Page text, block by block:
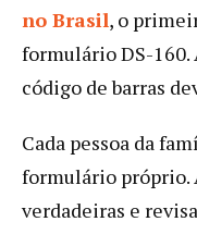
no Brasil, o
formulário DS-160.
código de barras
Cada pessoa da
formulário próprio.
verdadeiras e